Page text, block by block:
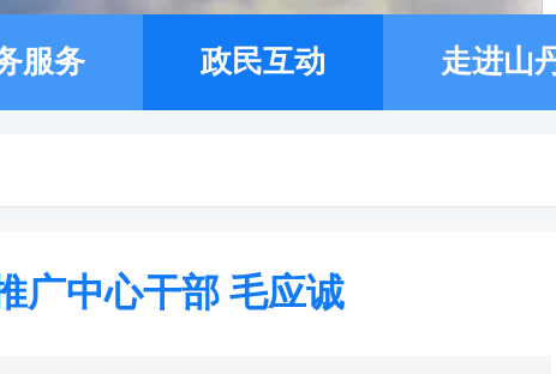
服务 政民互动 走进山
广中心干部 毛应诚